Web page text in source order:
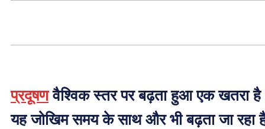
प्रदूषणवैश्विक स्तर पर बढ़ता हुआ एक खतरा
यह जोखिम समय के साथ और भी बढ़ता जा रहा